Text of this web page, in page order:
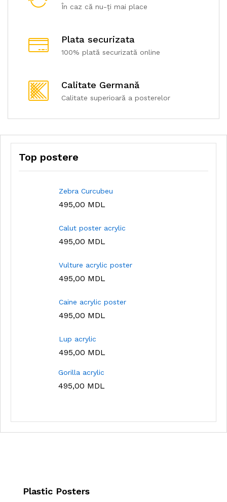
În caz că nu-ți mai place
Plata securizata
100% plată securizată online
Calitate Germană
Calitate superioară a posterelor
Top postere
Zebra Curcubeu
495,00 MDL
Calut poster acrylic
495,00 MDL
Vulture acrylic poster
495,00 MDL
Caine acrylic poster
495,00 MDL
Lup acrylic
495,00 MDL
Gorilla acrylic
495,00 MDL
Plastic Posters